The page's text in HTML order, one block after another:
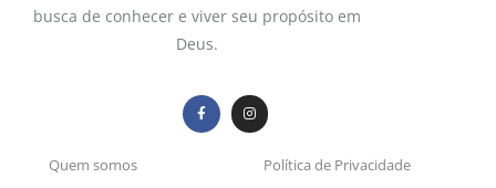
busca de conhecer e viver seu propósito em
Deus.
Quem somos
Política de Privacidade